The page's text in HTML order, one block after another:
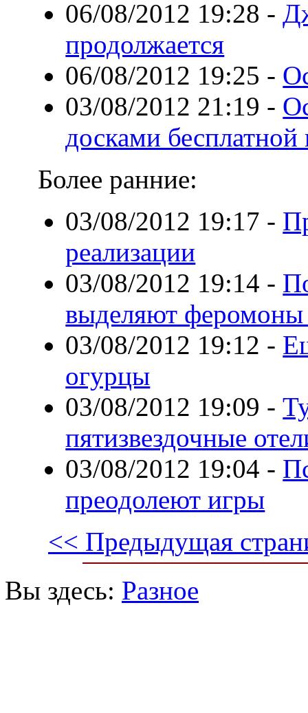
06/08/2012 19:28 -
продолжается
06/08/2012 19:25 -
03/08/2012 21:19 -
досками
Более ранние:
03/08/2012 19:17 -
реализации
03/08/2012 19:14 -
выделяют феромоны
03/08/2012 19:12 -
огурцы
03/08/2012 19:09 -
пятизвездочные
03/08/2012 19:04 -
преодолеют игры
<< Предыдущая
Вы здесь: Разное